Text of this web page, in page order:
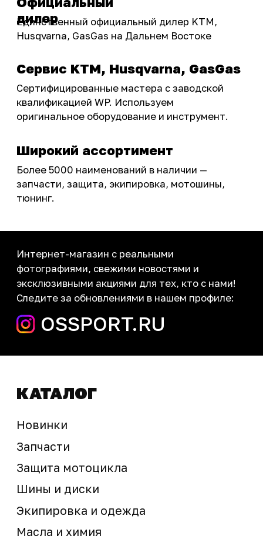
О НАС
Акции
Доставка
Оплата
Мотомагазин
Новости
ПОКУПАТЕЛЮ
+7 (908) 448-07-59
+7 (995) 281-25-71
г. Владивосток
sale@ossport.ru
запчасти шины экипировка